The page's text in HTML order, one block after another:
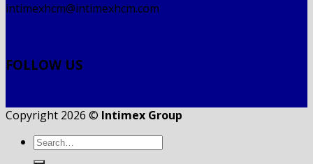
intimexhcm@intimexhcm.com
FOLLOW US
Copyright 2026 © Intimex Group